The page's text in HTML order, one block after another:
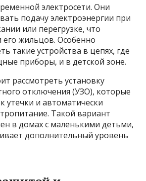
электросети. Они
подачу электроэнергии при
или перегрузке, что
жильцов. Особенно
такие устройства в цепях, где
приборы, и в детской зоне.
рассмотреть установку
отключения (УЗО), которые
утечки и автоматически
Такой вариант
в домах с маленькими детьми,
дополнительный уровень